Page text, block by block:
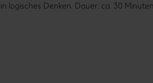
logisches Denken. Dauer: ca. 30